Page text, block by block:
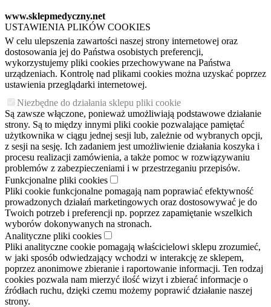
www.sklepmedyczny.net
USTAWIENIA PLIKÓW COOKIES
W celu ulepszenia zawartości naszej strony internetowej oraz
dostosowania jej do Państwa osobistych preferencji,
wykorzystujemy pliki cookies przechowywane na Państwa
urządzeniach. Kontrolę nad plikami cookies można uzyskać poprzez
ustawienia przeglądarki internetowej.
Niezbędne do działania sklepu pliki cookie
Są zawsze włączone, ponieważ umożliwiają podstawowe działanie
strony. Są to między innymi pliki cookie pozwalające pamiętać
użytkownika w ciągu jednej sesji lub, zależnie od wybranych opcji,
z sesji na sesję. Ich zadaniem jest umożliwienie działania koszyka i
procesu realizacji zamówienia, a także pomoc w rozwiązywaniu
problemów z zabezpieczeniami i w przestrzeganiu przepisów.
Funkcjonalne pliki cookies
Pliki cookie funkcjonalne pomagają nam poprawiać efektywność
prowadzonych działań marketingowych oraz dostosowywać je do
Twoich potrzeb i preferencji np. poprzez zapamiętanie wszelkich
wyborów dokonywanych na stronach.
Analityczne pliki cookies
Pliki analityczne cookie pomagają właścicielowi sklepu zrozumieć,
w jaki sposób odwiedzający wchodzi w interakcję ze sklepem,
poprzez anonimowe zbieranie i raportowanie informacji. Ten rodzaj
cookies pozwala nam mierzyć ilość wizyt i zbierać informacje o
źródłach ruchu, dzięki czemu możemy poprawić działanie naszej
strony.